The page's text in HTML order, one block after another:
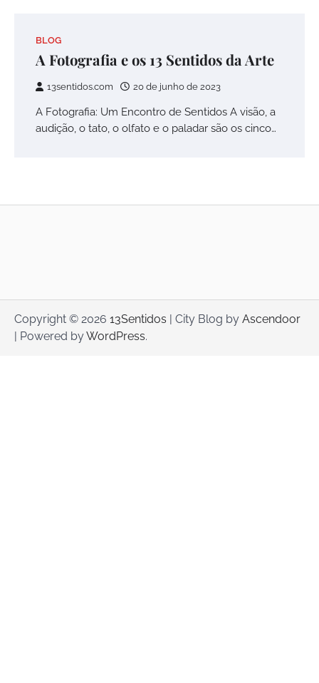
BLOG
A Fotografia e os 13 Sentidos da Arte
13sentidos.com 20 de junho de 2023
A Fotografia: Um Encontro de Sentidos A visão, a
audição, o tato, o olfato e o paladar são os cinco…
Copyright © 2026 13Sentidos | City Blog by Ascendoor
| Powered byWordPress.